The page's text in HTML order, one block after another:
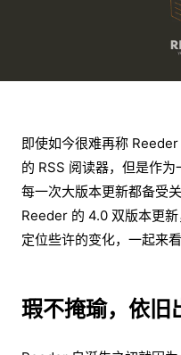
即使如今很难再称
的 RSS 阅读器，但是作
每一次大版本更新都备受
Reeder 的 4.0 双版本更
定位些许的变化，一起来看
瑕不掩瑜，依旧